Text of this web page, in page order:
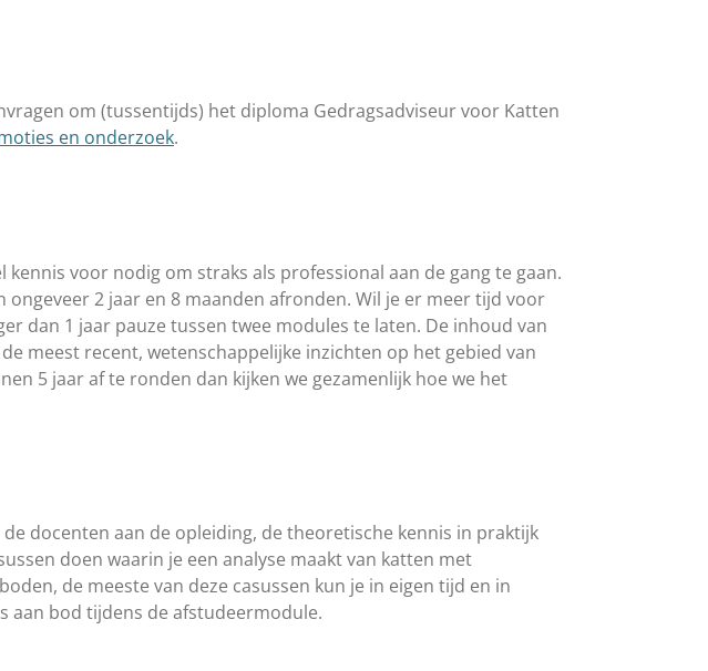
om (tussentijds) het diploma Gedragsadviseur voor Katten
en onderzoek.
voor nodig om straks als professional aan de gang te gaan.
2 jaar en 8 maanden afronden. Wil je er meer tijd voor
dan 1 jaar pauze tussen twee modules te laten. De inhoud van
meest recent, wetenschappelijke inzichten op het gebied van
5 jaar af te ronden dan kijken we gezamenlijk hoe we het
docenten aan de opleiding, de theoretische kennis in praktijk
doen waarin je een analyse maakt van katten met
de meeste van deze casussen kun je in eigen tijd en in
aan bod tijdens de afstudeermodule.